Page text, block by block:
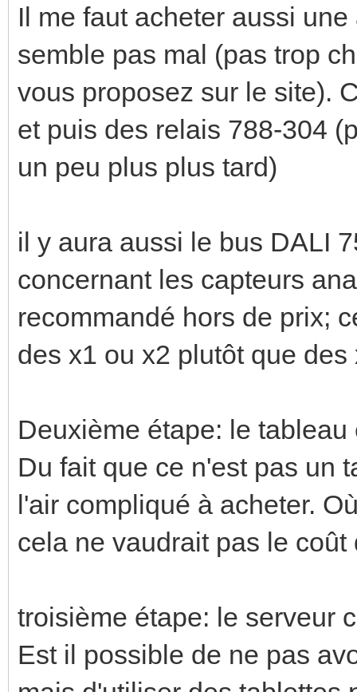
Il me faut acheter aussi
semble pas mal (pas trop
vous proposez sur le site).
et puis des relais 788-304
un peu plus plus tard)
il y aura aussi le bus DALI
concernant les capteurs
recommandé hors de prix;
des x1 ou x2 plutôt que des
Deuxième étape: le tableau
Du fait que ce n'est pas un
l'air compliqué à acheter.
cela ne vaudrait pas le
troisième étape: le serveur
Est il possible de ne pas